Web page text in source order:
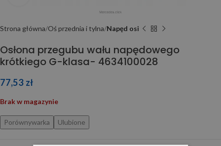
Strona główna Oś przednia i tylna Napęd osi
Osłona przegubu wału napędowego
krótkiego G-klasa- 4634100028
77,53 zł
Brak w magazynie
Porównywarka Ulubione